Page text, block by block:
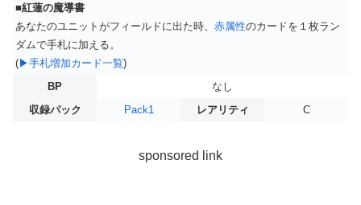
■紅蓮の魔導書
あなたのユニットがフィールドに出た時、 赤属性のカードを１枚ラン
ダムで手札に加える。
(▶手札増加カード一覧)
BP
なし
収録パック
Pack1 レアリティ C
sponsored link